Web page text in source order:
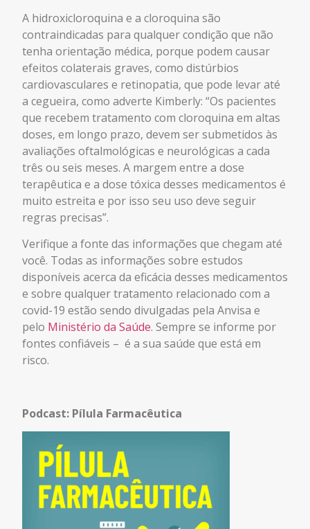
A hidroxicloroquina e a cloroquina são
contraindicadas para qualquer condição que não
tenha orientação médica, porque podem causar
efeitos colaterais graves, como distúrbios
cardiovasculares e retinopatia, que pode levar até
a cegueira, como adverte Kimberly: “Os pacientes
que recebem tratamento com cloroquina em altas
doses, em longo prazo, devem ser submetidos às
avaliações oftalmológicas e neurológicas a cada
três ou seis meses. A margem entre a dose
terapêutica e a dose tóxica desses medicamentos é
muito estreita e por isso seu uso deve seguir
regras precisas”.
Verifique a fonte das informações que chegam até
você. Todas as informações sobre estudos
disponíveis acerca da eficácia desses medicamentos
e sobre qualquer tratamento relacionado com a
covid-19 estão sendo divulgadas pela Anvisa e
pelo Ministério da Saúde. Sempre se informe por
fontes confiáveis – é a sua saúde que está em
risco.
Podcast: Pílula Farmacêutica